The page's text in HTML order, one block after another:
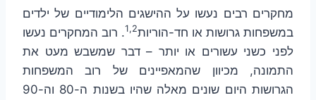
מחקרים רבים נעשו על ההישגים הלימודיים של ילדים
במשפחות גרושות או חד-הוריות1,2. רוב המחקרים נעשו
לפני כשני עשורים או יותר – דבר שמשבש מעט את
התמונה, מכיוון שהמאפיינים של רוב המשפחות
הגרושות היום שונים מאלה שהיו בשנות ה-80 וה-90